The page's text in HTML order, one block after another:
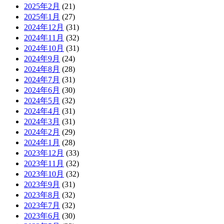
2025年2月 (21)
2025年1月 (27)
2024年12月 (31)
2024年11月 (32)
2024年10月 (31)
2024年9月 (24)
2024年8月 (28)
2024年7月 (31)
2024年6月 (30)
2024年5月 (32)
2024年4月 (31)
2024年3月 (31)
2024年2月 (29)
2024年1月 (28)
2023年12月 (33)
2023年11月 (32)
2023年10月 (32)
2023年9月 (31)
2023年8月 (32)
2023年7月 (32)
2023年6月 (30)